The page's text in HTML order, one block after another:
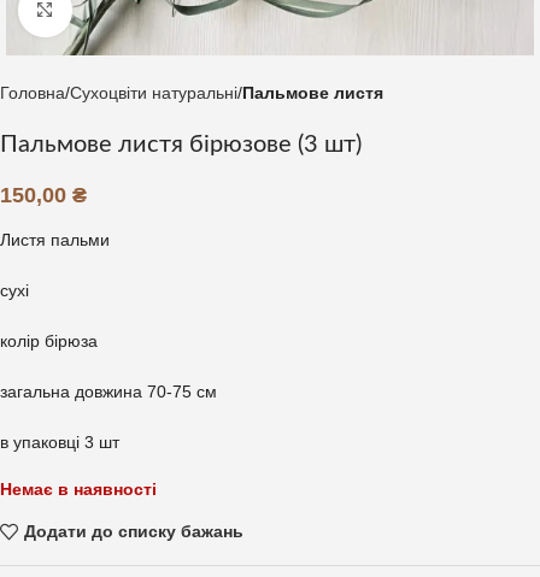
Клацніть, щоб збільшити
Головна Сухоцвіти натуральні Пальмове листя
Пальмове листя бірюзове (3 шт)
150,00 ₴
Листя пальми
сухі
колір бірюза
загальна довжина 70-75 см
в упаковці 3 шт
Немає в наявності
Додати до списку бажань